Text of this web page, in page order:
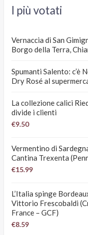
I più votati
Vernaccia di San
Borgo della Terra,
Spumanti Salento: c’è
Dry Rosé al
La collezione calici
divide i clienti
€9.50
Vermentino di
Cantina Trexenta
€15.99
L’Italia spinge
Vittorio Frescobaldi
France – GCF)
€8.59